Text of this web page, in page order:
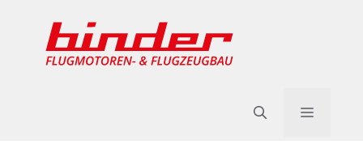
springen
Menü